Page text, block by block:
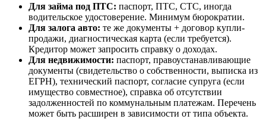
Для займа под ПТС: паспорт, ПТС, СТС, иногда
водительское удостоверение. Минимум бюрократии.
Для залога авто: те же документы + договор купли-
продажи, диагностическая карта (если требуется).
Кредитор может запросить справку о доходах.
Для недвижимости: паспорт, правоустанавливающие
документы (свидетельство о собственности, выписка из
ЕГРН), технический паспорт, согласие супруга (если
имущество совместное), справка об отсутствии
задолженностей по коммунальным платежам. Перечень
может быть расширен в зависимости от типа объекта.